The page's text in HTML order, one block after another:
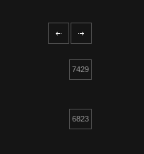
7429
6823